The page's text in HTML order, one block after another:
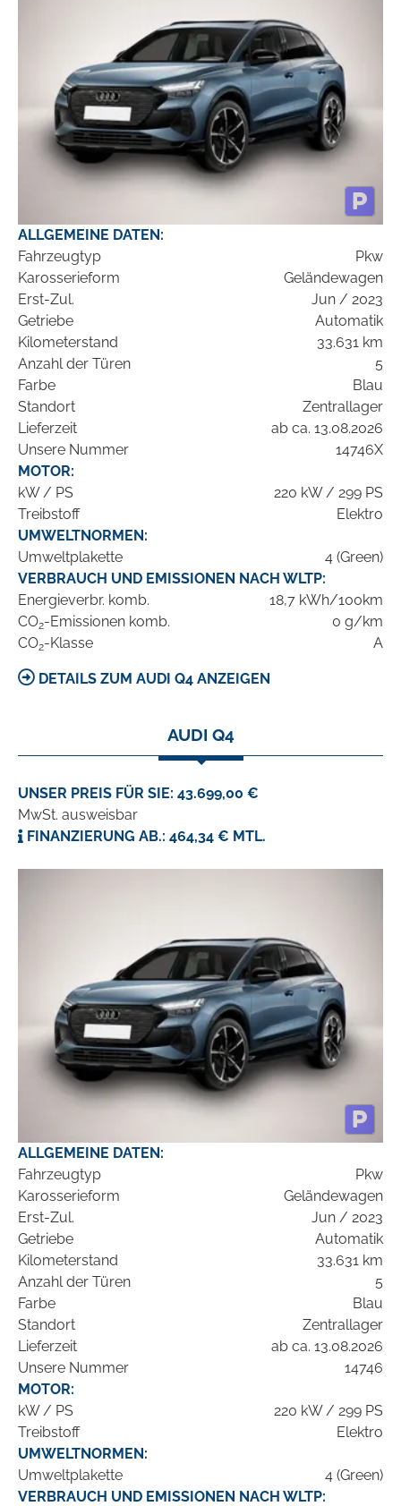
ALLGEMEINE DATEN:
Fahrzeugtyp
Pkw
Karosserieform
Geländewagen
Erst-Zul.
Jun / 2023
Getriebe
Automatik
Kilometerstand
33.631 km
Anzahl der Türen
5
Farbe
Blau
Standort
Zentrallager
Lieferzeit
ab ca. 13.08.2026
Unsere Nummer
14746X
MOTOR:
kW / PS
220 kW / 299 PS
Treibstoff
Elektro
UMWELTNORMEN:
Umweltplakette
4 (Green)
VERBRAUCH UND EMISSIONEN NACH WLTP:
Energieverbr. komb.
18,7 kWh/100km
CO2-Emissionen komb.
0 g/km
CO2-Klasse A
DETAILS ZUM AUDI Q4 ANZEIGEN
AUDI Q4
UNSER PREIS FÜR SIE: 43.699,00 €
MwSt. ausweisbar
FINANZIERUNG AB.: 464,34 € MTL.
ALLGEMEINE DATEN:
Fahrzeugtyp
Pkw
Karosserieform
Geländewagen
Erst-Zul.
Jun / 2023
Getriebe
Automatik
Kilometerstand
33.631 km
Anzahl der Türen
5
Farbe
Blau
Standort
Zentrallager
Lieferzeit
ab ca. 13.08.2026
Unsere Nummer
14746
MOTOR:
kW / PS
220 kW / 299 PS
Treibstoff
Elektro
UMWELTNORMEN:
Umweltplakette
4 (Green)
VERBRAUCH UND EMISSIONEN NACH WLTP: